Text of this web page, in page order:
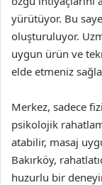
yürütüyor. Bu
oluşturuluyor.
uygun ürün ve
elde etmeniz
Merkez, sadece
psikolojik
atabilir, masaj
Bakırköy,
huzurlu bir